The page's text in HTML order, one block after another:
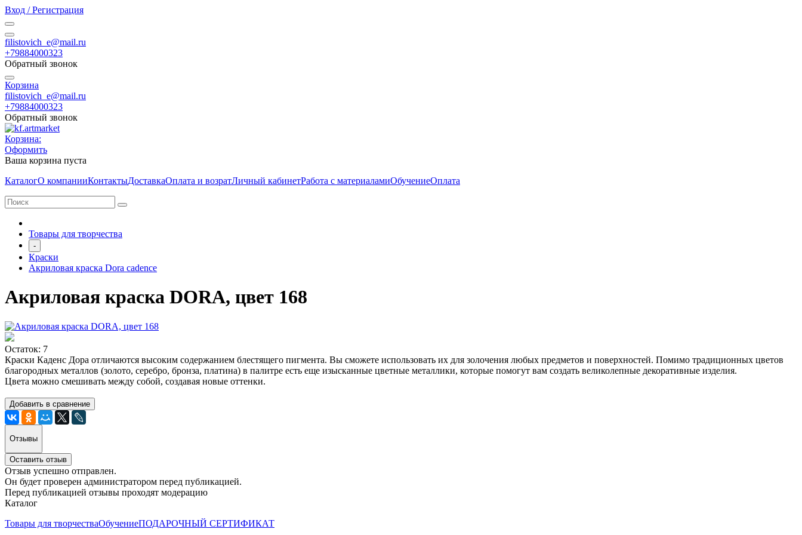
Вход / Регистрация
filistovich_e@mail.ru
+79884000323
Обратный звонок
Корзина
filistovich_e@mail.ru
+79884000323
Обратный звонок
Корзина:
Оформить
Ваша корзина пуста
КаталогО компанииКонтактыДоставкаОплата и возратЛичный кабинетРабота с материаламиОбучениеОплата
Товары для творчества
-
Краски
Акриловая краска Dora cadence
Акриловая краска DORA, цвет 168
Остаток: 7
Краски Каденс Дора отличаются высоким содержанием блестящего пигмента. Вы сможете использовать их для золочения любых предметов и поверхностей. Помимо традиционных цветов
благородных металлов (золото, серебро, бронза, платина) в палитре есть еще изысканные цветные металлики, которые помогут вам создать великолепные декоративные изделия.
Цвета можно смешивать между собой, создавая новые оттенки.
Добавить в сравнение
Отзывы
Оставить отзыв
Отзыв успешно отправлен.
Он будет проверен администратором перед публикацией.
Перед публикацией отзывы проходят модерацию
Каталог
Товары для творчестваОбучениеПОДАРОЧНЫЙ СЕРТИФИКАТ